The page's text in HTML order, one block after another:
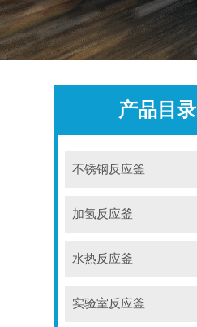
产品目录
不锈钢反应釜
加氢反应釜
水热反应釜
实验室反应釜